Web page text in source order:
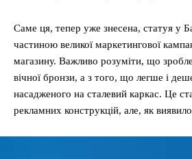
Саме ця, тепер уже знесена, статуя у
частиною великої маркетингової
магазину. Важливо розуміти, що
вічної бронзи, а з того, що легше і
насадженого на сталевий каркас. Це
рекламних конструкцій, але, як